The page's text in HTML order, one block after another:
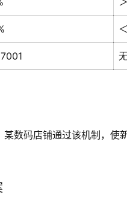
某数码店铺通过该机制，使